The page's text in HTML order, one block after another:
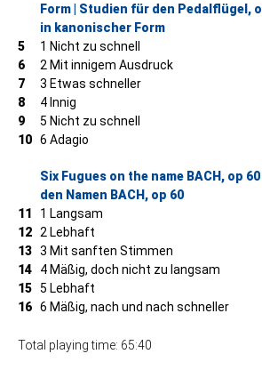
Form | Studien für den Pedalflügel,
in kanonischer Form
5
1 Nicht zu schnell
6
2 Mit innigem Ausdruck
7
3 Etwas schneller
8
4 Innig
9
5 Nicht zu schnell
10 6 Adagio
Six Fugues on the name BACH, op
den Namen BACH, op 60
11
1 Langsam
12
2 Lebhaft
13 3 Mit sanften Stimmen
14
4 Mäßig, doch nicht zu langsam
15 5 Lebhaft
16 6 Mäßig, nach und nach schneller
Total playing time: 65:40